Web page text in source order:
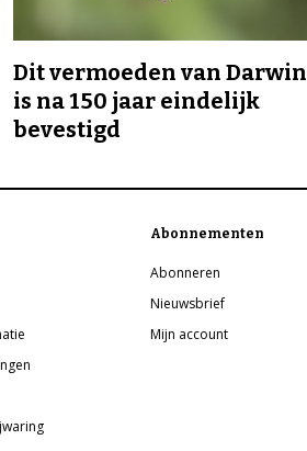
Dit vermoeden van Darwin
is na 150 jaar eindelijk
bevestigd
Abonnementen
Abonneren
Nieuwsbrief
Mijn account